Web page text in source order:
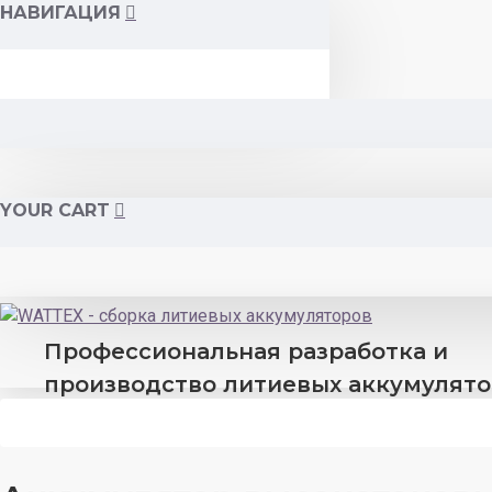
НАВИГАЦИЯ
YOUR CART
Профессиональная разработка и
производство литиевых